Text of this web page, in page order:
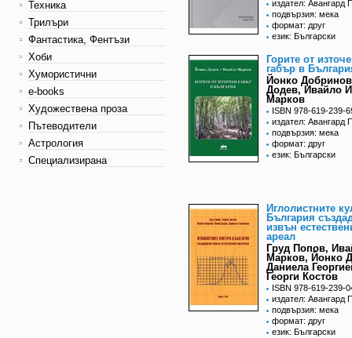
Техника
Трилъри
Фантастика, Фентъзи
Хоби
Хумористични
e-books
Художествена проза
Пътеводители
Астрология
Специализирана
издател: Авангард
подвързия: мека
формат: друг
език: Български
Горите от
габър в
Йонко Добринов
Додев, Ивайло
Марков
ISBN 978-619-239-
издател: Авангард
подвързия: мека
формат: друг
език: Български
Иглолистните
България
извън
ареал
Груд Попов,
Марков, Йонко
Даниела
Георги Костов
ISBN 978-619-239-
издател: Авангард
подвързия: мека
формат: друг
език: Български